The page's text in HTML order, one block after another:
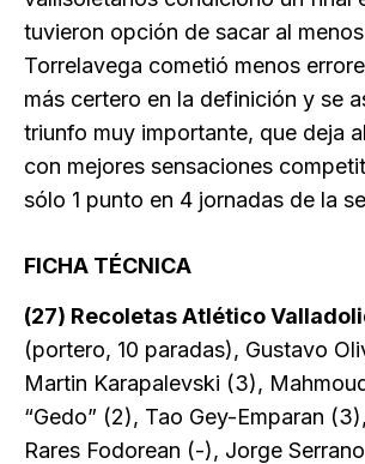
tuvieron opción de sacar al
Torrelavega cometió menos
más certero en la definición y se
triunfo muy importante, que deja
con mejores sensaciones
sólo 1 punto en 4 jornadas de la
FICHA TÉCNICA
(27) Recoletas Atlético
(portero, 10 paradas), Gustavo
Martin Karapalevski (3),
“Gedo” (2), Tao Gey-Emparan
Rares Fodorean (-), Jorge